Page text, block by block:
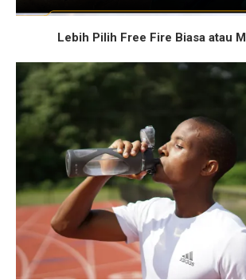
Lebih Pilih Free Fire Biasa atau